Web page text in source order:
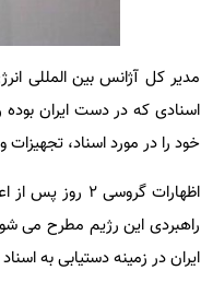
مدیر کل آژانس بین المللی
اسنادی که در دست ایران بوده
خود را در مورد اسناد، تجهیزات
اظهارات
راهبردی این رژیم مطرح می
ایران در زمینه دستیابی به